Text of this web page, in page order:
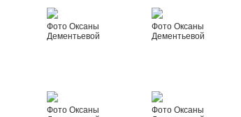
Фото Оксаны
Дементьевой
Фото Оксаны
Дементьевой
Фото Оксаны
Фото Оксаны